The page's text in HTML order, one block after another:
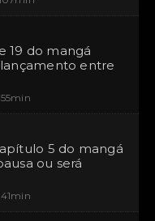
19 do mangá
entre
5 do mangá
ou será